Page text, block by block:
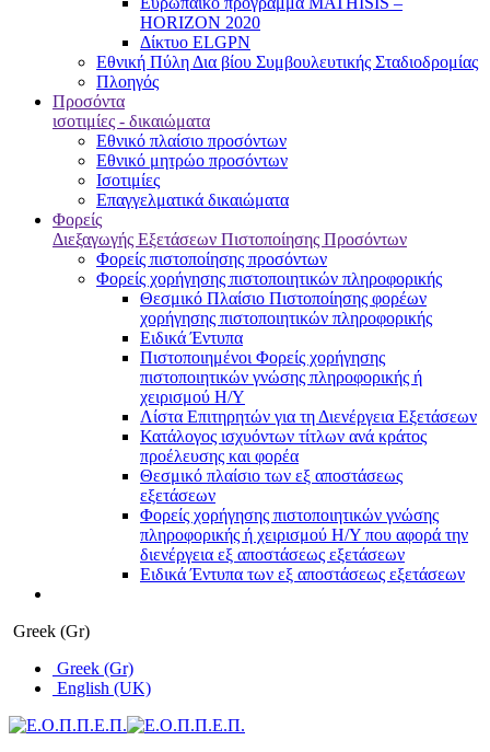
HORIZON 2020
Δίκτυο ELGPN
Εθνική Πύλη Δια βίου Συμβουλευτικής Σταδιοδρομίας
Πλοηγός
Προσόντα
ισοτιμίες - δικαιώματα
Εθνικό πλαίσιο προσόντων
Εθνικό μητρώο προσόντων
Ισοτιμίες
Επαγγελματικά δικαιώματα
Φορείς
Διεξαγωγής Εξετάσεων Πιστοποίησης Προσόντων
Φορείς πιστοποίησης προσόντων
Φορείς χορήγησης πιστοποιητικών πληροφορικής
Θεσμικό Πλαίσιο Πιστοποίησης φορέων
χορήγησης πιστοποιητικών πληροφορικής
Ειδικά Έντυπα
Πιστοποιημένοι Φορείς χορήγησης
πιστοποιητικών γνώσης πληροφορικής ή
χειρισμού Η/Υ
Λίστα Επιτηρητών για τη Διενέργεια Εξετάσεων
Κατάλογος ισχυόντων τίτλων ανά κράτος
προέλευσης και φορέα
Θεσμικό πλαίσιο των εξ αποστάσεως
εξετάσεων
Φορείς χορήγησης πιστοποιητικών γνώσης
πληροφορικής ή χειρισμού Η/Υ που αφορά την
διενέργεια εξ αποστάσεως εξετάσεων
Ειδικά Έντυπα των εξ αποστάσεως εξετάσεων
Greek (Gr)
Greek (Gr)
English (UK)